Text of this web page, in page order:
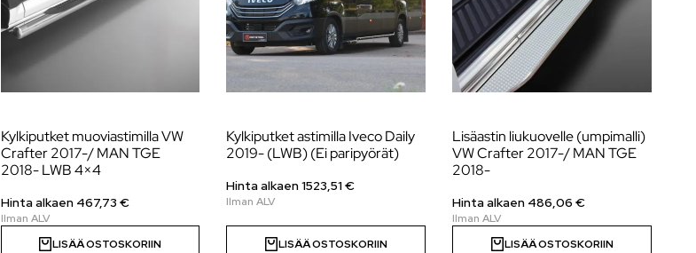
Kylkiputket muoviastimilla VW
Crafter 2017-/ MAN TGE
2018- LWB 4×4
Hinta alkaen 467,73 €
LISÄÄ OSTOSKORIIN
Kylkiputket astimilla Iveco Daily
2019- (LWB) (Ei paripyörät)
Hinta alkaen1523,51€
LISÄÄ OSTOSKORIIN
Lisäastin liukuovelle (umpimalli)
VW Crafter 2017-/ MAN TGE
2018-
Hinta alkaen 486,06 €
LISÄÄ OSTOSKORIIN